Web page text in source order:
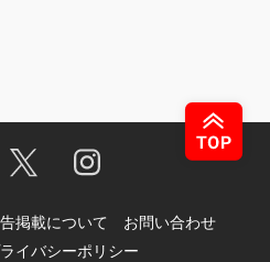
掲載について
お問い合わせ
イバシーポリシー